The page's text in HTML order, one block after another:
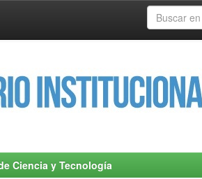
Ciencia y Tecnología